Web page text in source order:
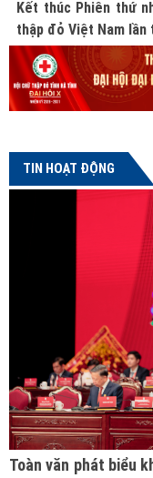
Kết thúc Phiên thứ
thập đỏ Việt Nam lần
27/07/2026 10:31:00
Lan tỏa nghĩa cử
Đỏ” lần thứ V tại Hà
TIN HOẠT ĐỘNG
Toàn văn phát biểu